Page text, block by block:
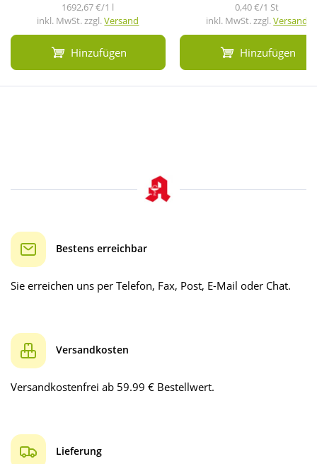
1692,67 €/1 l
inkl. MwSt. zzgl.Versand
Hinzufügen
0,40 €/1 St
inkl. MwSt. zzgl.Versand
Hinzufügen
Bestens erreichbar
Sie erreichen uns per Telefon, Fax, Post, E-Mail oder Chat.
Versandkosten
Versandkostenfrei ab 59.99 € Bestellwert.
Lieferung